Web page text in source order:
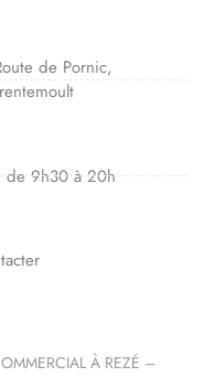
de Pornic,
de 9h30 à 20h
À REZÉ –